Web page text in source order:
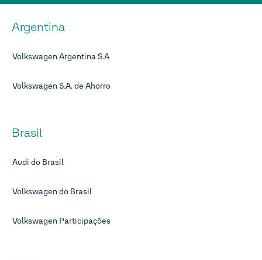
Argentina
Volkswagen Argentina S.A
Volkswagen S.A. de Ahorro
Brasil
Audi do Brasil
Volkswagen do Brasil
Volkswagen Participações